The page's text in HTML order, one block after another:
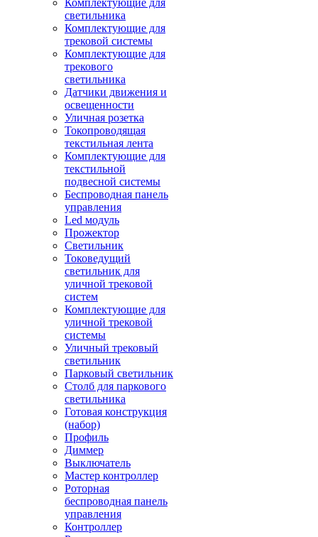
Комплектующие для
светильника
Комплектующие для
трековой системы
Комплектующие для
трекового
светильника
Датчики движения и
освещенности
Уличная розетка
Токопроводящая
текстильная лента
Комплектующие для
текстильной
подвесной системы
Беспроводная панель
управления
Led модуль
Прожектор
Светильник
Токоведущий
светильник для
уличной трековой
систем
Комплектующие для
уличной трековой
системы
Уличный трековый
светильник
Парковый светильник
Столб для паркового
светильника
Готовая конструкция
(набор)
Профиль
Диммер
Выключатель
Мастер контроллер
Роторная
беспроводная панель
управления
Контроллер